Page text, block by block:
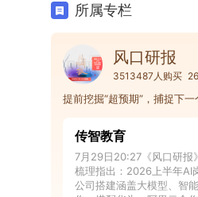
所属专栏
风口研报
3513487人购买
提前挖掘“超预期”，捕捉下一
传智教育
7月29日20:27《风口研报
梳理指出：2026上半年AI
公司搭建涵盖大模型、智